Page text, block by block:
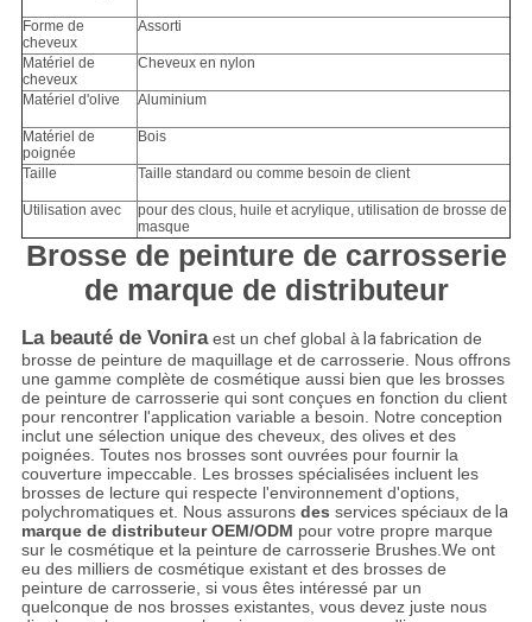
Forme de
cheveux
Assorti
Matériel de
cheveux
Cheveux en nylon
Matériel d'olive Aluminium
Matériel de
poignée
Bois
Taille Taille standard ou comme besoin de client
Utilisation avec
pour des clous, huile et acrylique, utilisation de brosse de
masque
Brosse de peinture de carrosserie
de marque de distributeur
La beauté de Voniraest un chef global àlafabrication de
brosse de peinture de maquillage et de carrosserie. Nous offrons
une gamme complète de cosmétique aussi bien que les brosses
de peinture de carrosserie qui sont conçues en fonction du client
pour rencontrer l'application variable a besoin. Notre conception
inclut une sélection unique des cheveux, des olives et des
poignées. Toutes nos brosses sont ouvrées pour fournir la
couverture impeccable. Les brosses spécialisées incluent les
brosses de lecture qui respecte l'environnement d'options,
polychromatiques et. Nous assurons des services spéciaux de la
marque de distributeur OEM/ODM pour votre propre marque
sur le cosmétique et la peinture de carrosserie Brushes.We ont
eu des milliers de cosmétique existant et des brosses de
peinture de carrosserie, si vous êtes intéressé par un
quelconque de nos brosses existantes, vous devez juste nous